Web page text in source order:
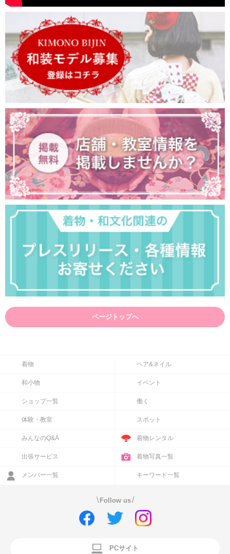
ページトップへ
着物 ヘア&ネイル
和小物 イベント
ショップ一覧 働く
体験・教室 スポット
みんなのQ&A 着物レンタル
出張サービス 着物写真一覧
メンバー一覧 キーワード一覧
\ Follow us/
PCサイト